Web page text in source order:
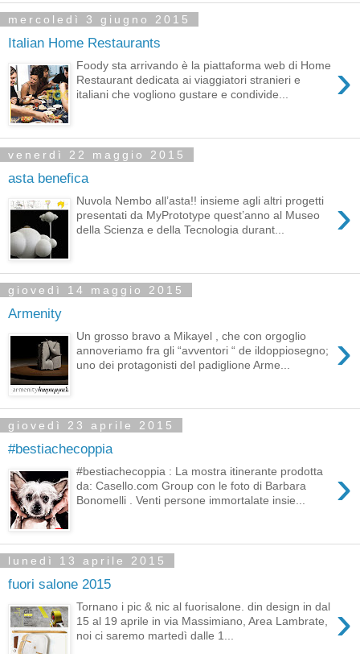
mercoledì 3 giugno 2015
Italian Home Restaurants
›
Foody sta arrivando è la piattaforma web di Home
Restaurant dedicata ai viaggiatori stranieri e
italiani che vogliono gustare e condivide...
venerdì 22 maggio 2015
asta benefica
›
Nuvola Nembo all’asta!! insieme agli altri progetti
presentati da MyPrototype quest’anno al Museo
della Scienza e della Tecnologia durant...
giovedì 14 maggio 2015
Armenity
›
Un grosso bravo a Mikayel , che con orgoglio
annoveriamo fra gli “avventori “ de ildoppiosegno;
uno dei protagonisti del padiglione Arme...
giovedì 23 aprile 2015
#bestiachecoppia
›
#bestiachecoppia : La mostra itinerante prodotta
da: Casello.com Group con le foto di Barbara
Bonomelli . Venti persone immortalate insie...
lunedì 13 aprile 2015
fuori salone 2015
›
Tornano i pic & nic al fuorisalone. din design in dal
15 al 19 aprile in via Massimiano, Area Lambrate,
noi ci saremo martedì dalle 1...